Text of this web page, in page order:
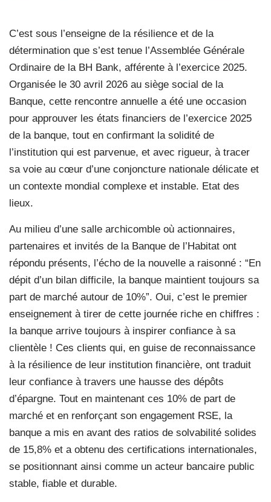
C’est sous l’enseigne de la résilience et de la
détermination que s’est tenue l’Assemblée Générale
Ordinaire de la BH Bank, afférente à l’exercice 2025.
Organisée le 30 avril 2026 au siège social de la
Banque, cette rencontre annuelle a été une occasion
pour approuver les états financiers de l’exercice 2025
de la banque, tout en confirmant la solidité de
l’institution qui est parvenue, et avec rigueur, à tracer
sa voie au cœur d’une conjoncture nationale délicate et
un contexte mondial complexe et instable. Etat des
lieux.
Au milieu d’une salle archicomble où actionnaires,
partenaires et invités de la Banque de l’Habitat ont
répondu présents, l’écho de la nouvelle a raisonné : “En
dépit d’un bilan difficile, la banque maintient toujours sa
part de marché autour de 10%”. Oui, c’est le premier
enseignement à tirer de cette journée riche en chiffres :
la banque arrive toujours à inspirer confiance à sa
clientèle ! Ces clients qui, en guise de reconnaissance
à la résilience de leur institution financière, ont traduit
leur confiance à travers une hausse des dépôts
d’épargne. Tout en maintenant ces 10% de part de
marché et en renforçant son engagement RSE, la
banque a mis en avant des ratios de solvabilité solides
de 15,8% et a obtenu des certifications internationales,
se positionnant ainsi comme un acteur bancaire public
stable, fiable et durable.